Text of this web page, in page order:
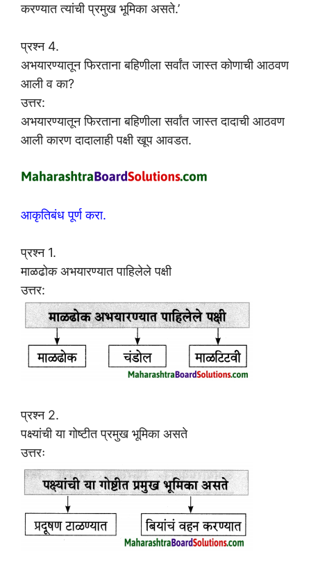
करण्यात त्यांची प्रमुख भूमिका असते.’
प्रश्न 4.
अभयारण्यातून फिरताना बहिणीला सर्वांत जास्त कोणाची आठवण
आली व का?
उत्तर:
अभयारण्यातून फिरताना बहिणीला सर्वांत जास्त दादाची आठवण
आली कारण दादालाही पक्षी खूप आवडत.
आकृतिबंध पूर्ण करा.
प्रश्न 1.
माळढोक अभयारण्यात पाहिलेले पक्षी
उत्तर:
प्रश्न 2.
पक्ष्यांची या गोष्टीत प्रमुख भूमिका असते
उत्तरः